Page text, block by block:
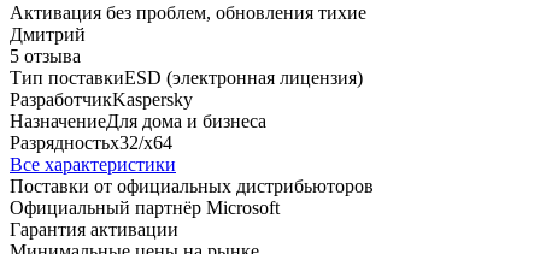
Активация без проблем, обновления тихие
Дмитрий
5 отзыва
Тип поставкиESD (электронная лицензия)
РазработчикKaspersky
НазначениеДля дома и бизнеса
Разрядностьx32/x64
Все характеристики
Поставки от официальных дистрибьюторов
Официальный партнёр Microsoft
Гарантия активации